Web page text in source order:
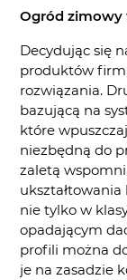
Ogród zimowy
Decydując się
produktów
rozwiązania.
bazującą na
które
niezbędną do
zaletą
nie tylko w
opadającym
profili można
je na zasadzie